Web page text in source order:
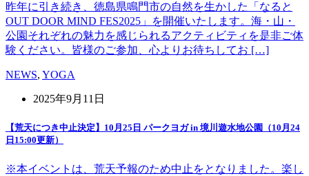
昨年に引き続き、徳島県鳴門市の自然を生かした「なると
OUT DOOR MIND FES2025」を開催いたします。海・山・
公園それぞれの魅力を感じられるアクティビティを是非ご体
験ください。皆様のご参加、心よりお待ちしてお […]
NEWS, YOGA
2025年9月11日
【荒天につき中止決定】10月25日 パークヨガ in 境川遊水地公園（10月24
日15:00更新）
※本イベントは、荒天予報のため中止をとなりました。楽し